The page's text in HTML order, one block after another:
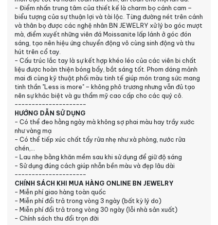
- Điểm nhấn trung tâm của thiết kế là charm bọ cánh cam –
biểu tượng của sự thuận lợi và tài lộc. Từng đường nét trên cánh
và thân bọ được các nghệ nhân BN JEWELRY xử lý bo góc mượt
mà, điểm xuyết những viên đá Moissanite lấp lánh ở góc đón
sáng, tạo nên hiệu ứng chuyển động vô cùng sinh động và thu
hút trên cổ tay.
- Cấu trúc lắc tay là sự kết hợp khéo léo của các viên bi chất
liệu được hoàn thiện bóng bẩy, bắt sáng tốt. Phom dáng mảnh
mai đi cùng kỹ thuật phối màu tinh tế giúp món trang sức mang
tinh thần "Less is more" – không phô trương nhưng vẫn đủ tạo
nên sự khác biệt và gu thẩm mỹ cao cấp cho các quý cô.
---------------------
HƯỚNG DẪN SỬ DỤNG
- Có thể đeo hằng ngày mà không sợ phai màu hay trầy xước
như vàng mạ
- Có thể tiếp xúc chất tẩy rửa nhẹ như xà phòng, nước rửa
chén,...
- Lau nhẹ bằng khăn mềm sau khi sử dụng để giữ độ sáng
- Sử dụng đúng cách giúp nhẫn bền màu và đẹp lâu dài
---------------------
CHÍNH SÁCH KHI MUA HÀNG ONLINE BN JEWELRY
- Miễn phí giao hàng toàn quốc
- Miễn phí đổi trả trong vòng 3 ngày (bất kỳ lý do)
- Miễn phí đổi trả trong vòng 30 ngày (lỗi nhà sản xuất)
- Chính sách thu đổi trọn đời